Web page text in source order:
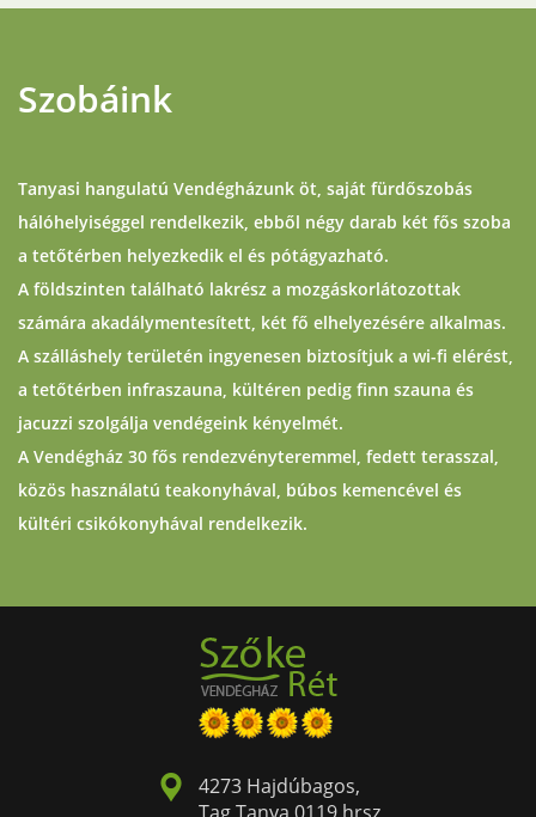
Szobáink
Tanyasi hangulatú Vendégházunk öt, saját fürdőszobás
hálóhelyiséggel rendelkezik, ebből négy darab két fős szoba
a tetőtérben helyezkedik el és pótágyazható.
A földszinten található lakrész a mozgáskorlátozottak
számára akadálymentesített, két fő elhelyezésére alkalmas.
A szálláshely területén ingyenesen biztosítjuk a wi-fi elérést,
a tetőtérben infraszauna, kültéren pedig finn szauna és
jacuzzi szolgálja vendégeink kényelmét.
A Vendégház 30 fős rendezvényteremmel, fedett terasszal,
közös használatú teakonyhával, búbos kemencével és
kültéri csikókonyhával rendelkezik.
4273 Hajdúbagos,